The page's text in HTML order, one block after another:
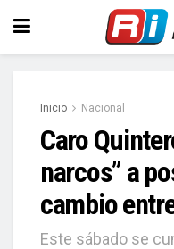
Inicio Nacional
Caro
narcos” a
cambio
Este sábado se